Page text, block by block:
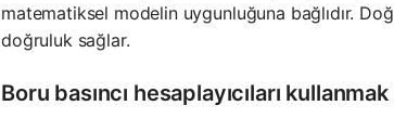
matematiksel modelin uygunluğuna bağlıdır.
doğruluk sağlar.
Boru basıncı hesaplayıcıları